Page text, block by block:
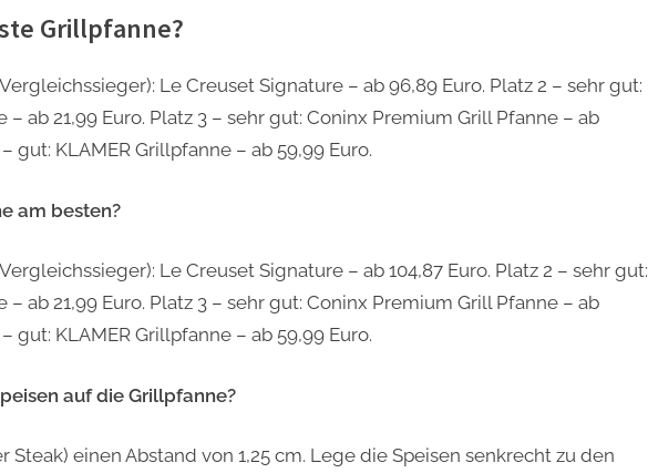
Grillpfanne?
Le Creuset Signature – ab 96,89 Euro. Platz 2 – sehr gut:
– ab 21,99 Euro. Platz 3 – sehr gut: Coninx Premium Grill Pfanne – ab
gut: KLAMER Grillpfanne – ab 59,99 Euro.
am besten?
Le Creuset Signature – ab 104,87 Euro. Platz 2 – sehr gut:
– ab 21,99 Euro. Platz 3 – sehr gut: Coninx Premium Grill Pfanne – ab
gut: KLAMER Grillpfanne – ab 59,99 Euro.
auf die Grillpfanne?
Steak) einen Abstand von 1,25 cm. Lege die Speisen senkrecht zu den